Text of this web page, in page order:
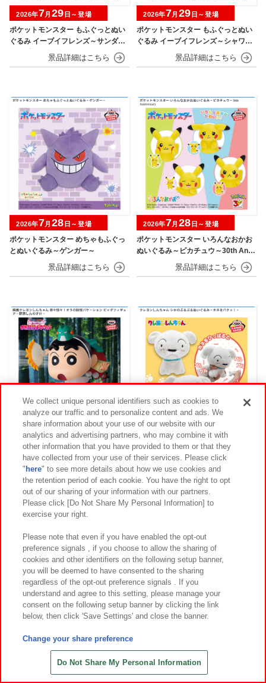
ポケットモンスター もふぐっとぬい
ぐるみ イーブイフレンズ～サンダー
ス・ブースター～おひるねver.
2026年7月 29 日～登場
ポケットモンスター もふぐっとぬい
ぐるみ イーブイフレンズ～シャワー
ズ・グレイシア～おひるねver.
2026年7月 29 日～登場
ポケットモンスター めちゃもふぐっ
とぬいぐるみ～ゲンガー～
2026年7月 28 日～登場
ポケットモンスター いろんなおかお
ぬいぐるみ～ピカチュウ～30th Anni
2026年7月 28 日～登場
映画クレヨンしんちゃん 奇々怪々！
オラの妖怪バケ～ション ビッグフィ
ギュア～野原しんのすけ～
2026年7月28日～登場
クレヨンしんちゃん シロのぶるぶる
ぬいぐるみ～ホネをパクッ！～
2026年7月第5週～登場
僕のヒーローアカデミア MAXIMATI
2026年7月第5週～登場
ワンピース THEORAMA SOUL-ROR
We collect unique personal identifiers such as cookies to
analyze our traffic and to personalize content and ads. We
share information about your use of our website with our
analytics and advertising partners, who may combine it with
other information that you have provided to them or that they
have collected from your use of their services. Please click
" here" to see more details about how we use cookies and
the retention period of each cookie. You have the right to opt
out of our sharing of your information with our partners.
Please click [Do Not Share My Personal Information] to
exercise your right.
Please note that even if you have enabled the opt-out
preference signals , if you choose to allow the sharing of
cookies and other identifiers on the following setup banner,
you will be deemed to have consented to the sharing
regardless of the opt-out preference signals . If you
understand and agree to this setting, please manage your
consent on the following setup banner by clicking the link
below, then click 'Save Settings' and close the banner.
Change your share preference
Do Not Share My Personal Information